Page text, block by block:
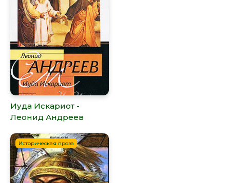
Иуда Искариот -
Леонид Андреев
Историческая проза